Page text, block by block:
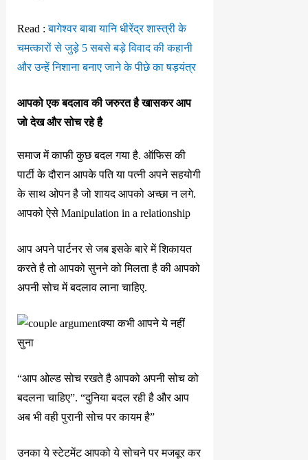
Read :बागेश्वर बाबा यानि धीरेंद्र शास्त्री के
चमत्कारों से जुड़े 5 सबसे बड़े विवाद की कहानी
और उन्हें निशाना बनाए जाने के पीछे का षड़यंत्र
आपको एक बदलाव की जरुरत है खासकर आप
जो देख और सोच रहे है
समाज में काफी कुछ बदल गया है. ऑफिस की
पार्टी के दौरान आपके पति या पत्नी अपने सहयोगी
के साथ ओपन है जो शायद आपको अच्छा न लगे.
आपको ऐसे Manipulation in a relationship
आप अपने पार्टनर से जब इसके बारे में शिकायत
करते है तो आपको सुनने को मिलता है की आपको
अपनी सोच में बदलाव लाना चाहिए.
क्या कभी आपने ये नहीं
सुना
“आप ओल्ड सोच रखते है आपको अपनी सोच को
बदलना चाहिए”. “दुनिया बदल रही है और आप
अब भी वही पुरानी सोच पर कायम है”
उनका ये स्टेटमेंट आपको ये सोचने पर मजबूर कर